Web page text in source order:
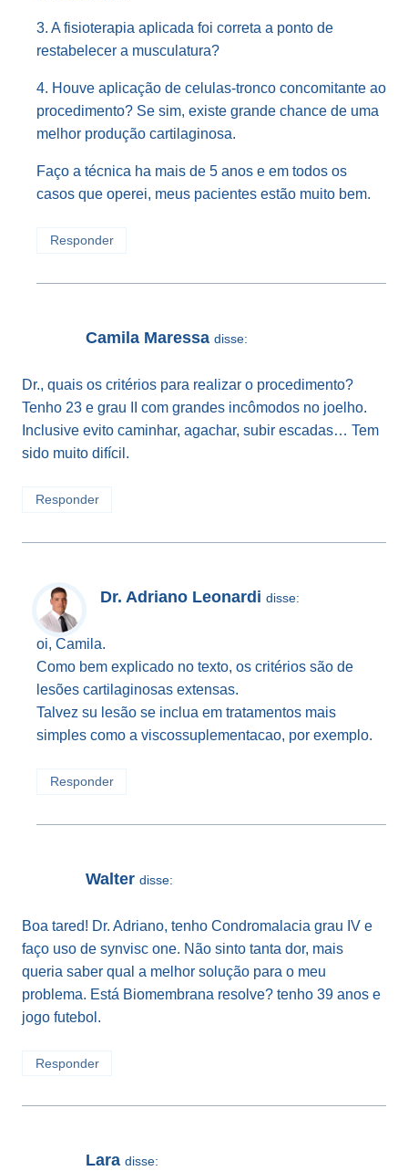
3. A fisioterapia aplicada foi correta a ponto de
restabelecer a musculatura?
4. Houve aplicação de celulas-tronco concomitante ao
procedimento? Se sim, existe grande chance de uma
melhor produção cartilaginosa.
Faço a técnica ha mais de 5 anos e em todos os
casos que operei, meus pacientes estão muito bem.
Responder
Camila Maressa disse:
Dr., quais os critérios para realizar o procedimento?
Tenho 23 e grau II com grandes incômodos no joelho.
Inclusive evito caminhar, agachar, subir escadas… Tem
sido muito difícil.
Responder
Dr. Adriano Leonardi disse:
oi, Camila.
Como bem explicado no texto, os critérios são de
lesões cartilaginosas extensas.
Talvez su lesão se inclua em tratamentos mais
simples como a viscossuplementacao, por exemplo.
Responder
Walter disse:
Boa tared! Dr. Adriano, tenho Condromalacia grau IV e
faço uso de synvisc one. Não sinto tanta dor, mais
queria saber qual a melhor solução para o meu
problema. Está Biomembrana resolve? tenho 39 anos e
jogo futebol.
Responder
Lara disse: